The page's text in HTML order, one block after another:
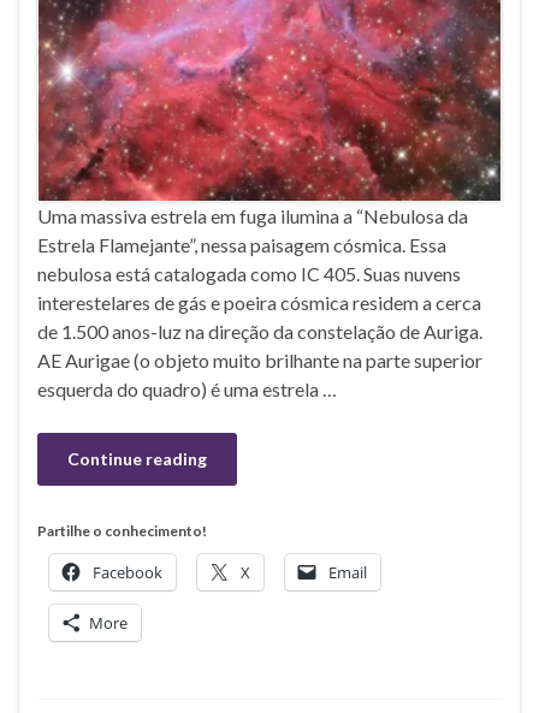
Uma massiva estrela em fuga ilumina a “Nebulosa da
Estrela Flamejante”, nessa paisagem cósmica. Essa
nebulosa está catalogada como IC 405. Suas nuvens
interestelares de gás e poeira cósmica residem a cerca
de 1.500 anos-luz na direção da constelação de Auriga.
AE Aurigae (o objeto muito brilhante na parte superior
esquerda do quadro) é uma estrela …
Continue reading
Partilhe o conhecimento!
Facebook X Email
More